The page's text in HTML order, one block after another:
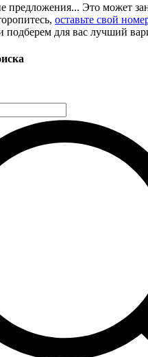
Это может
оставьте свой
подберем для вас лучший